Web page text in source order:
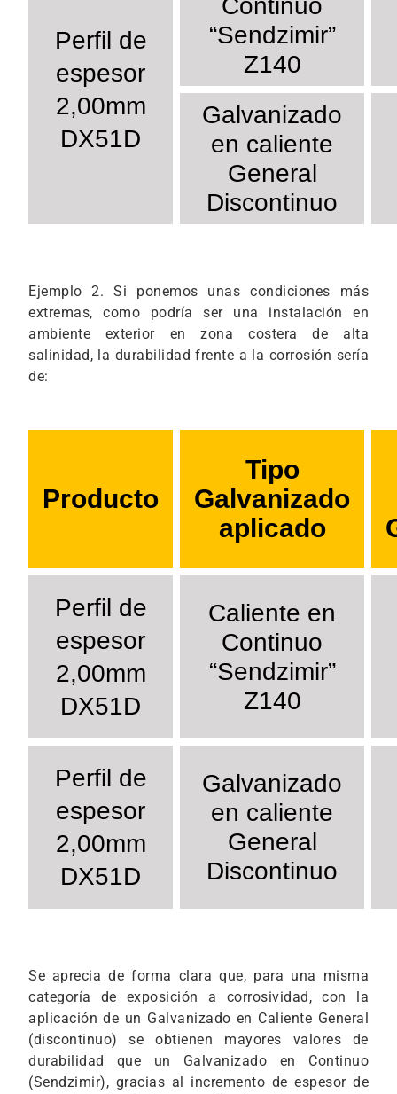
Perfil de
espesor
2,00mm
DX51D
Continuo
“Sendzimir”
Z140
Galvanizado
en caliente
General
Discontinuo
Ejemplo 2. Si ponemos unas condiciones más
extremas, como podría ser una instalación en
ambiente exterior en zona costera de alta
salinidad, la durabilidad frente a la corrosión sería
de:
Producto
Tipo
Galvanizado
aplicado
Perfil de
espesor
2,00mm
DX51D
Caliente en
Continuo
“Sendzimir”
Z140
Perfil de
espesor
2,00mm
DX51D
Galvanizado
en caliente
General
Discontinuo
Se aprecia de forma clara que, para una misma
categoría de exposición a corrosividad, con la
aplicación de un Galvanizado en Caliente General
(discontinuo) se obtienen mayores valores de
durabilidad que un Galvanizado en Continuo
(Sendzimir), gracias al incremento de espesor de